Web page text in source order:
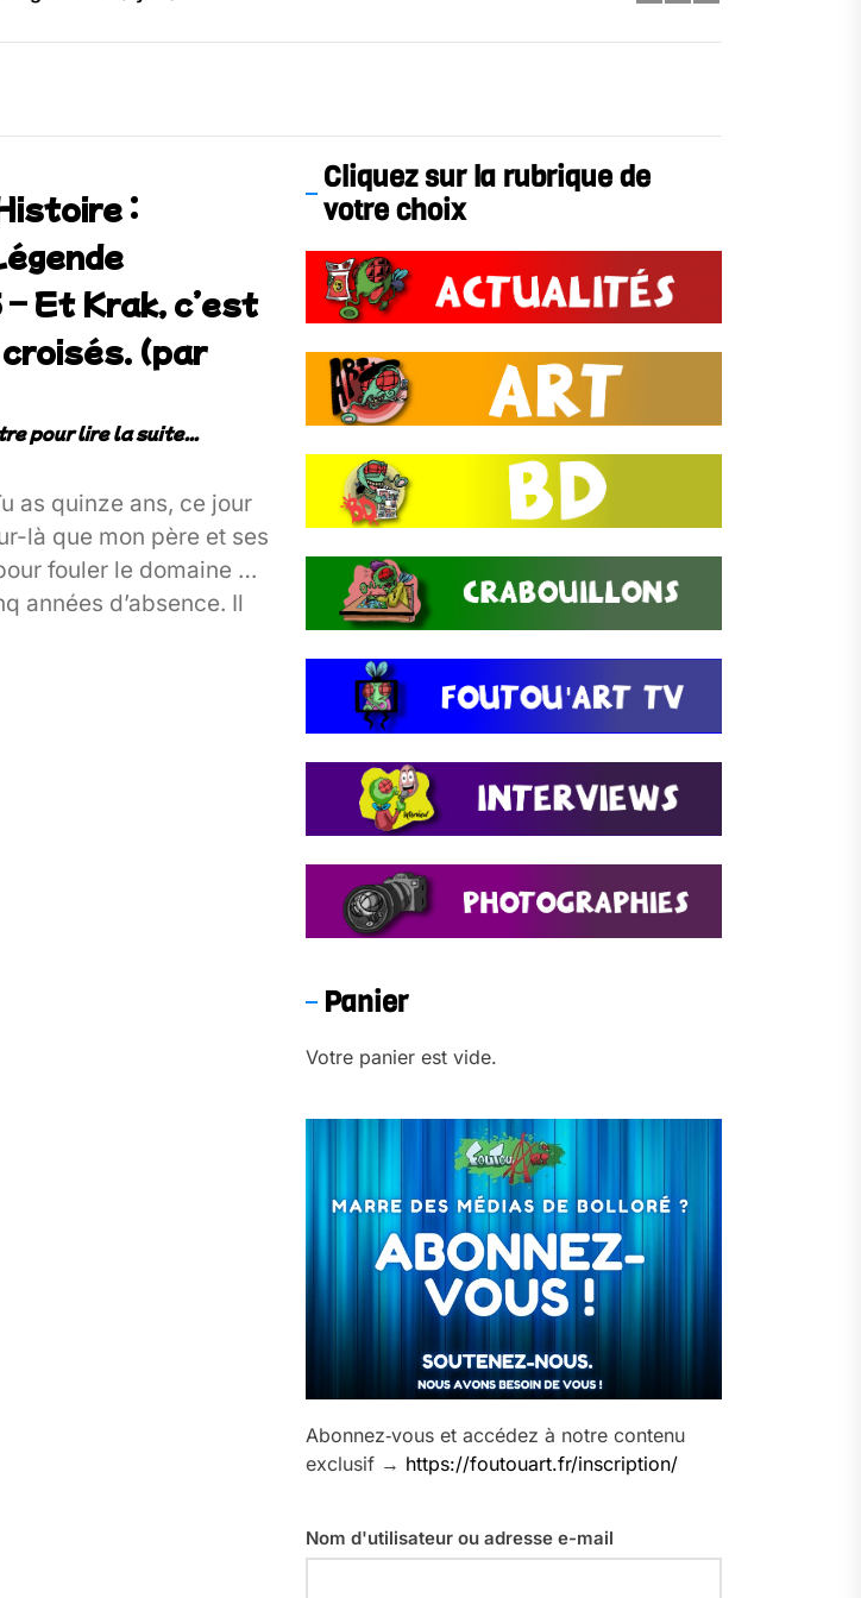
18 juillet (Vaulx-en-Velin)
:
Et Krak, c’est
(par
as quinze ans, ce jour
là que mon père et ses
fouler le domaine de
années d’absence. Il
Cliquez sur la rubrique de
votre choix
Panier
Votre panier est vide.
Abonnez‑vous et accédez à notre contenu
exclusif → https://foutouart.fr/inscription/
Nom d'utilisateur ou adresse e-mail